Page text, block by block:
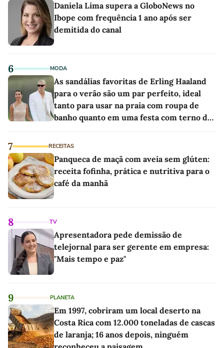
Daniela Lima supera a GloboNews no
Ibope com frequência 1 ano após ser
demitida do canal
6 MODA
As sandálias favoritas de Erling Haaland
para o verão são um par perfeito, ideal
tanto para usar na praia com roupa de
banho quanto em uma festa com terno de
7 RECEITAS
Panqueca de maçã com aveia sem glúten:
receita fofinha, prática e nutritiva para o
café da manhã
8 TV
Apresentadora pede demissão de
telejornal para ser gerente em empresa:
"Mais tempo e paz"
9 PLANETA
Em 1997, cobriram um local deserto na
Costa Rica com 12.000 toneladas de cascas
de laranja; 16 anos depois, ninguém